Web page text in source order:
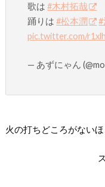
歌は#木村拓哉
踊りは#松本潤
#
pic.twitter.com/
— あずにゃん
火の打ちどころがない